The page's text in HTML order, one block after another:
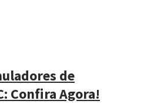
de
Confira Agora!